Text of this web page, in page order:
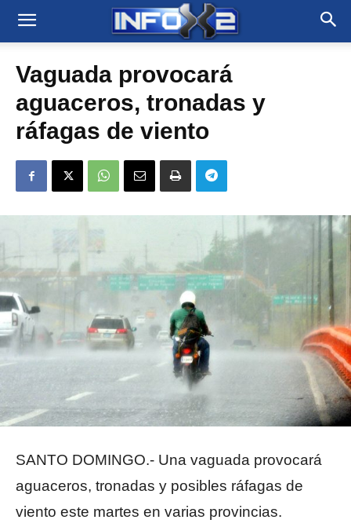
Vaguada provocará
aguaceros, tronadas y
ráfagas de viento
SANTO DOMINGO.- Una vaguada provocará
aguaceros, tronadas y posibles ráfagas de
viento este martes en varias provincias.